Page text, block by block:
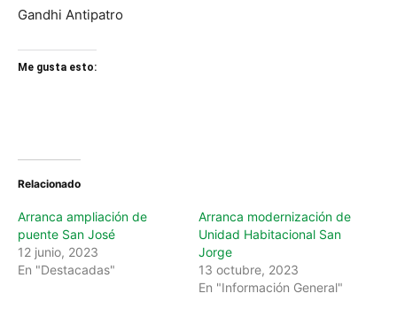
Gandhi Antipatro
Me gusta esto:
Relacionado
Arranca ampliación de
puente San José
12 junio, 2023
En "Destacadas"
Arranca modernización de
Unidad Habitacional San
Jorge
13 octubre, 2023
En "Información General"